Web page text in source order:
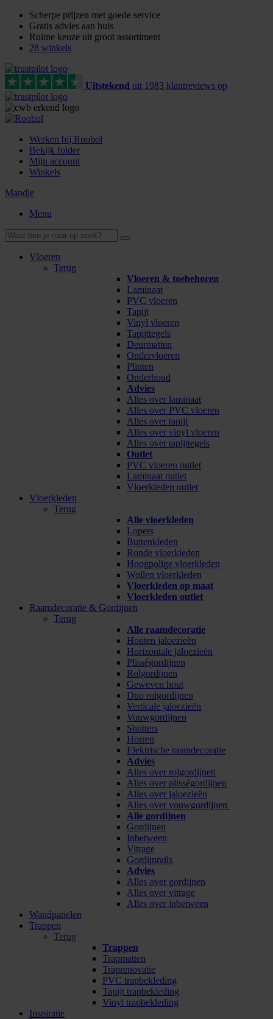
Scherpe prijzen met goede service
Gratis advies aan huis
Ruime keuze uit groot assortiment
28 winkels
Uitstekend uit 1983 klantreviews op
Werken bij Roobol
Bekijk folder
Mijn account
Winkels
Mandje
Menu
Vloeren
Terug
Vloeren & toebehoren
Laminaat
PVC vloeren
Tapijt
Vinyl vloeren
Tapijttegels
Deurmatten
Ondervloeren
Plinten
Onderhoud
Advies
Alles over laminaat
Alles over PVC vloeren
Alles over tapijt
Alles over vinyl vloeren
Alles over tapijttegels
Outlet
PVC vloeren outlet
Laminaat outlet
Vloerkleden outlet
Vloerkleden
Terug
Alle vloerkleden
Lopers
Buitenkleden
Ronde vloerkleden
Hoogpolige vloerkleden
Wollen vloerkleden
Vloerkleden op maat
Vloerkleden outlet
Raamdecoratie & Gordijnen
Terug
Alle raamdecoratie
Houten jaloezieën
Horizontale jaloezieën
Plisségordijnen
Rolgordijnen
Geweven hout
Duo rolgordijnen
Verticale jaloezieën
Vouwgordijnen
Shutters
Horren
Elektrische raamdecoratie
Advies
Alles over rolgordijnen
Alles over plisségordijnen
Alles over jaloezieën
Alles over vouwgordijnen
Alle gordijnen
Gordijnen
Inbetween
Vitrage
Gordijnrails
Advies
Alles over gordijnen
Alles over vitrage
Alles over inbetween
Wandpanelen
Trappen
Terug
Trappen
Trapmatten
Traprenovatie
PVC trapbekleding
Tapijt trapbekleding
Vinyl trapbekleding
Inspiratie